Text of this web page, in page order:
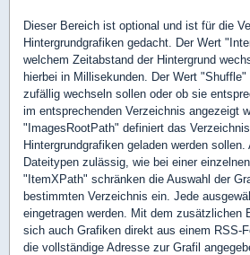
Dieser Bereich ist optional und ist für die
Hintergrundgrafiken gedacht. Der Wert
welchem Zeitabstand der Hintergrund
hierbei in Millisekunden. Der Wert
zufällig wechseln sollen oder ob sie
im entsprechenden Verzeichnis angezeigt
"ImagesRootPath" definiert das
Hintergrundgrafiken geladen werden
Dateitypen zulässig, wie bei einer
"ItemXPath" schränken die Auswahl der
bestimmten Verzeichnis ein. Jede
eingetragen werden. Mit dem zusätzlichen
sich auch Grafiken direkt aus einem RSS-
die vollständige Adresse zur Grafil